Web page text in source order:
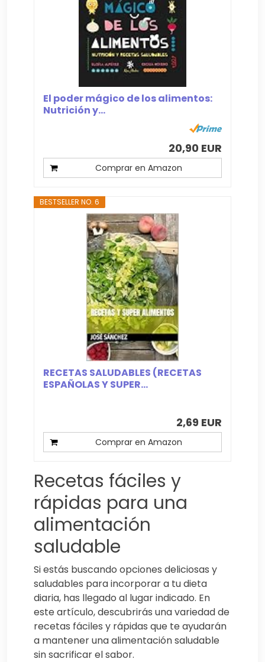
El poder mágico de los alimentos:
Nutrición y...
20,90 EUR
Comprar en Amazon
BESTSELLER NO. 6
RECETAS SALUDABLES (RECETAS
ESPAÑOLAS Y SUPER...
2,69 EUR
Comprar en Amazon
Recetas fáciles y
rápidas para una
alimentación
saludable
Si estás buscando opciones deliciosas y
saludables para incorporar a tu dieta
diaria, has llegado al lugar indicado. En
este artículo, descubrirás una variedad de
recetas fáciles y rápidas que te ayudarán
a mantener una alimentación saludable
sin sacrificar el sabor.